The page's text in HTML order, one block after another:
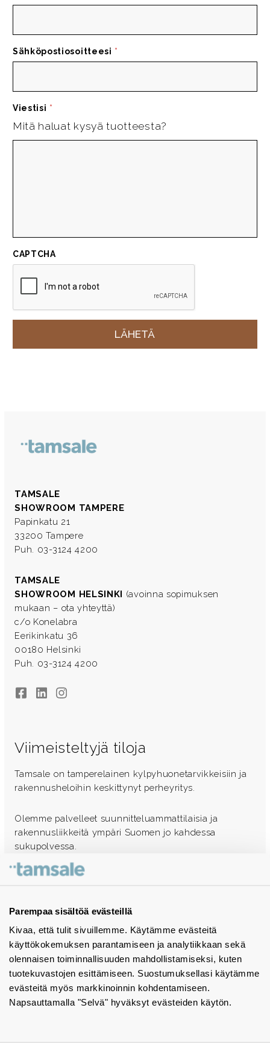
Parempaa sisältöä evästeillä
Kivaa, että tulit sivuillemme. Käytämme evästeitä
käyttökokemuksen parantamiseen ja analytiikkaan sekä
olennaisen toiminnallisuuden mahdollistamiseksi, kuten
tuotekuvastojen esittämiseen. Suostumuksellasi käytämme
evästeitä myös markkinoinnin kohdentamiseen.
Napsauttamalla "Selvä" hyväksyt evästeiden käytön.
Sähköpostiosoitteesi *
Viestisi *
Mitä haluat kysyä tuotteesta?
CAPTCHA
TAMSALE
SHOWROOM TAMPERE
Papinkatu 21
33200 Tampere
Puh. 03-3124 4200
TAMSALE
SHOWROOM HELSINKI (avoinna sopimuksen
mukaan – ota yhteyttä)
c/o Konelabra
Eerikinkatu 36
00180 Helsinki
Puh. 03-3124 4200
FacebookLinkedInInstagram
Viimeisteltyjä tiloja
Tamsale on tamperelainen kylpyhuonetarvikkeisiin ja
rakennusheloihin keskittynyt perheyritys.
Olemme palvelleet suunnitteluammattilaisia ja
rakennusliikkeitä ympäri Suomen jo kahdessa
sukupolvessa.
Ota yhteyttä - autamme mielellämme
Tuotekuvastot
Instagram
BIM-objektit
Yhteystiedot
Tiedotteet